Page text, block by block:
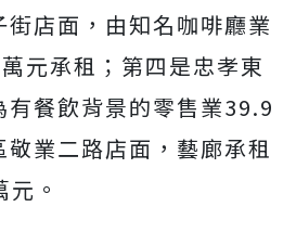
店面，由知名咖啡廳業
元承租；第四是忠孝東
有餐飲背景的零售業39.9
業二路店面，藝廊承租
。